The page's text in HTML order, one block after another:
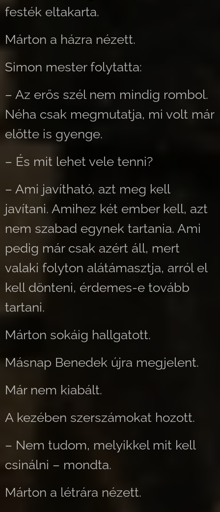
festék eltakarta.
Márton a házra nézett.
Simon mester folytatta:
– Az erős szél nem mindig rombol.
Néha csak megmutatja, mi volt már
előtte is gyenge.
– És mit lehet vele tenni?
– Ami javítható, azt meg kell
javítani. Amihez két ember kell, azt
nem szabad egynek tartania. Ami
pedig már csak azért áll, mert
valaki folyton alátámasztja, arról el
kell dönteni, érdemes-e tovább
tartani.
Márton sokáig hallgatott.
Másnap Benedek újra megjelent.
Már nem kiabált.
A kezében szerszámokat hozott.
– Nem tudom, melyikkel mit kell
csinálni – mondta.
Márton a létrára nézett.